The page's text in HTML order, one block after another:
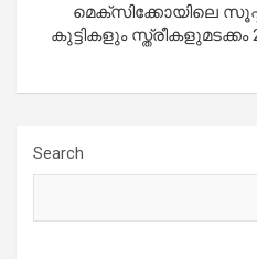
മെക്സിക്കോയിലെ
കുട്ടികളും സ്ത്രീകളുമടക്കം
Search